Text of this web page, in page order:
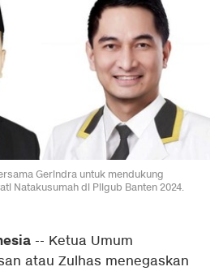
Gerindra untuk mendukung
Natakusumah di Pilgub Banten 2024.
-- Ketua Umum
atau Zulhas menegaskan